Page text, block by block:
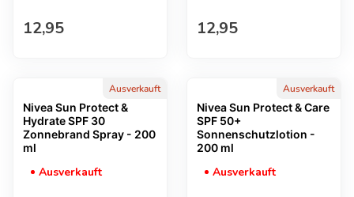
Regulärer Preis
12,95 Regulärer Preis
12,95
Ausverkauft
Nivea Sun Protect &
Hydrate SPF 30
Zonnebrand Spray - 200
ml
Ausverkauft
Ausverkauft
Nivea Sun Protect & Care
SPF 50+
Sonnenschutzlotion -
200 ml
Ausverkauft